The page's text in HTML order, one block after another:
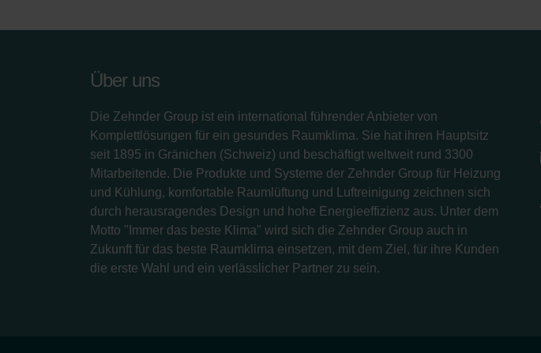
Über uns
Die Zehnder Group ist ein international führender Anbieter von
Komplettlösungen für ein gesundes Raumklima. Sie hat ihren Hauptsitz
seit 1895 in Gränichen (Schweiz) und beschäftigt weltweit rund 3300
Mitarbeitende. Die Produkte und Systeme der Zehnder Group für Heizung
und Kühlung, komfortable Raumlüftung und Luftreinigung zeichnen sich
durch herausragendes Design und hohe Energieeffizienz aus. Unter dem
Motto "Immer das beste Klima" wird sich die Zehnder Group auch in
Zukunft für das beste Raumklima einsetzen, mit dem Ziel, für ihre Kunden
die erste Wahl und ein verlässlicher Partner zu sein.